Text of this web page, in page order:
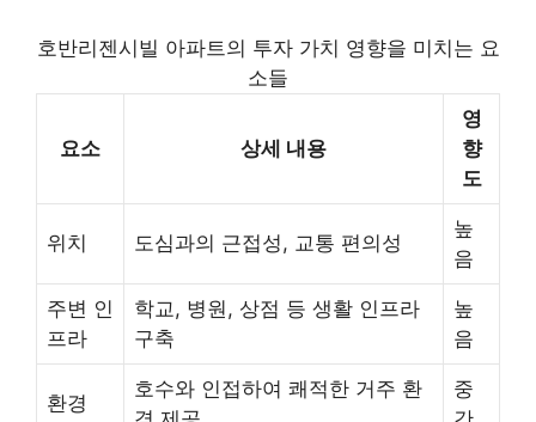
호반리젠시빌 아파트의 투자 가치 영향을 미치는 요
소들
요소 상세 내용
영
향
도
위치 도심과의 근접성, 교통 편의성
높
음
주변 인
프라
학교, 병원, 상점 등 생활 인프라
구축
높
음
환경
호수와 인접하여 쾌적한 거주 환
중